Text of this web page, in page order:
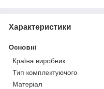
Характеристики
Основні
Країна виробник
Тип комплектуючого
Матеріал